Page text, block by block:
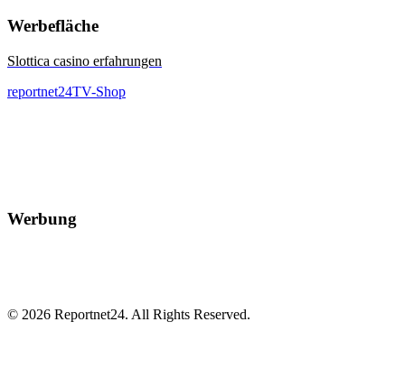
Werbefläche
Slottica casino erfahrungen
reportnet24TV-Shop
Werbung
© 2026 Reportnet24. All Rights Reserved.